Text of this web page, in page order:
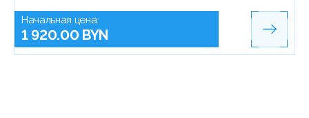
Начальная цена:
1 920.00 BYN